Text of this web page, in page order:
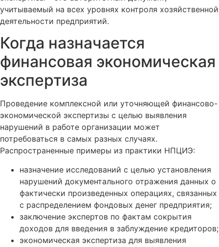
учитываемый на всех уровнях контроля хозяйственной
деятельности предприятий.
Когда назначается
финансовая экономическая
экспертиза
Проведение комплексной или уточняющей финансово-
экономической экспертизы с целью выявления
нарушений в работе организации может
потребоваться в самых разных случаях.
Распространенные примеры из практики НПЦИЭ:
назначение исследований с целью установления
нарушений документального отражения данных о
фактически произведенных операциях, связанных
с распределением фондовых денег предприятия;
заключение экспертов по фактам сокрытия
доходов для введения в заблуждение кредиторов;
экономическая экспертиза для выявления